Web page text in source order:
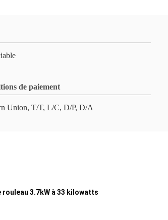
de paiement
Union, T/T, L/C, D/P, D/A
3.7kW à 33 kilowatts